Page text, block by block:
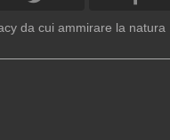
da cui ammirare la natura